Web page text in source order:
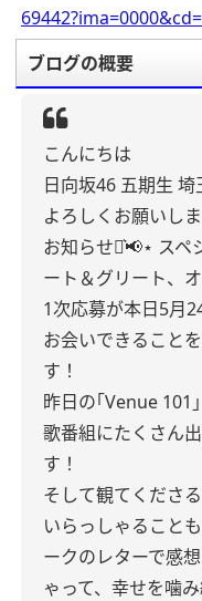
ブログの概要
こんにちは
日向坂46 五期生
よろしくお願いしま
お知らせ⋆͛📢⋆ スペ
ート＆グリート、
1次応募が本日5月
お会いできること
す！
昨日の｢Venue 101
歌番組にたくさん
す！
そして観てくださ
いらっしゃること
ークのレターで感
ゃって、幸せを噛